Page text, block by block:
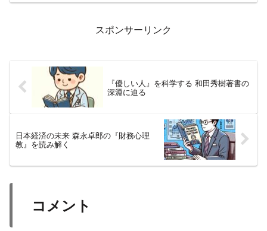
スポンサーリンク
『優しい人』を科学する 和田秀樹著書の
深淵に迫る
日本経済の未来 森永卓郎の『財務心理
教』を読み解く
コメント